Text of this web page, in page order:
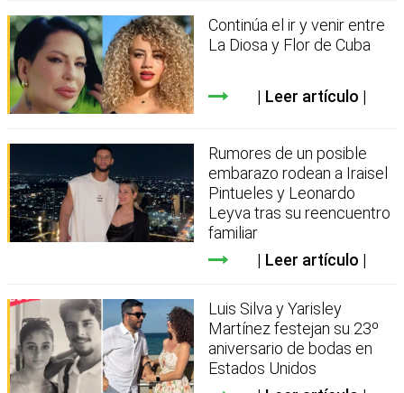
Continúa el ir y venir entre
La Diosa y Flor de Cuba
Leer artículo
Rumores de un posible
embarazo rodean a Iraisel
Pintueles y Leonardo
Leyva tras su reencuentro
familiar
Leer artículo
Luis Silva y Yarisley
Martínez festejan su 23º
aniversario de bodas en
Estados Unidos